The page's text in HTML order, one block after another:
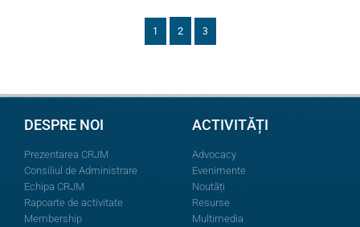
1 2 3
DESPRE NOI
Prezentarea CRJM
Consiliul de Administrare
Echipa CRJM
Rapoarte de activitate
Membership
ACTIVITĂȚI
Advocacy
Evenimente
Noutăți
Resurse
Multimedia